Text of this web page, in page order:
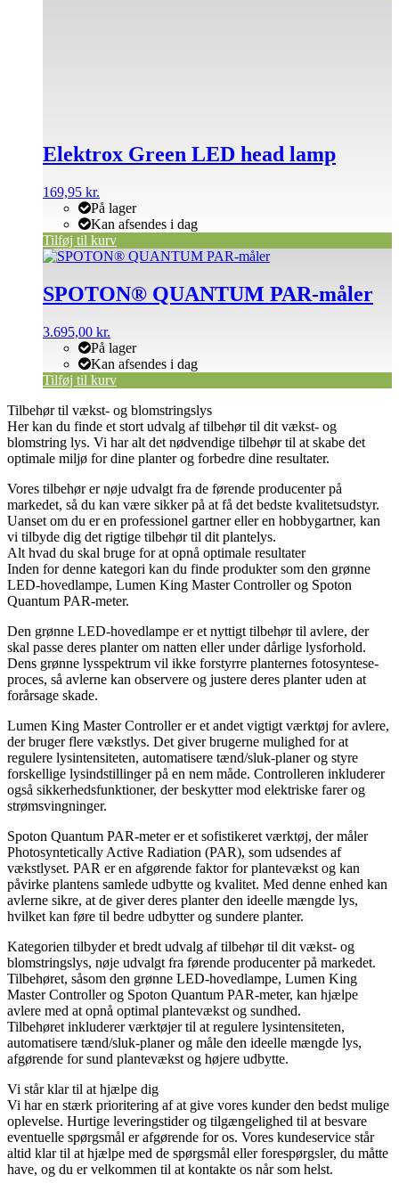
Elektrox Green LED head lamp
169,95 kr.
På lager
Kan afsendes i dag
Tilføj til kurv
SPOTON® QUANTUM PAR-måler
3.695,00 kr.
På lager
Kan afsendes i dag
Tilføj til kurv
Tilbehør til vækst- og blomstringslys
Her kan du finde et stort udvalg af tilbehør til dit vækst- og
blomstring lys. Vi har alt det nødvendige tilbehør til at skabe det
optimale miljø for dine planter og forbedre dine resultater.
Vores tilbehør er nøje udvalgt fra de førende producenter på
markedet, så du kan være sikker på at få det bedste kvalitetsudstyr.
Uanset om du er en professionel gartner eller en hobbygartner, kan
vi tilbyde dig det rigtige tilbehør til dit plantelys.
Alt hvad du skal bruge for at opnå optimale resultater
Inden for denne kategori kan du finde produkter som den grønne
LED-hovedlampe, Lumen King Master Controller og Spoton
Quantum PAR-meter.
Den grønne LED-hovedlampe er et nyttigt tilbehør til avlere, der
skal passe deres planter om natten eller under dårlige lysforhold.
Dens grønne lysspektrum vil ikke forstyrre planternes fotosyntese-
proces, så avlerne kan observere og justere deres planter uden at
forårsage skade.
Lumen King Master Controller er et andet vigtigt værktøj for avlere,
der bruger flere vækstlys. Det giver brugerne mulighed for at
regulere lysintensiteten, automatisere tænd/sluk-planer og styre
forskellige lysindstillinger på en nem måde. Controlleren inkluderer
også sikkerhedsfunktioner, der beskytter mod elektriske farer og
strømsvingninger.
Spoton Quantum PAR-meter er et sofistikeret værktøj, der måler
Photosyntetically Active Radiation (PAR), som udsendes af
vækstlyset. PAR er en afgørende faktor for plantevækst og kan
påvirke plantens samlede udbytte og kvalitet. Med denne enhed kan
avlerne sikre, at de giver deres planter den ideelle mængde lys,
hvilket kan føre til bedre udbytter og sundere planter.
Kategorien tilbyder et bredt udvalg af tilbehør til dit vækst- og
blomstringslys, nøje udvalgt fra førende producenter på markedet.
Tilbehøret, såsom den grønne LED-hovedlampe, Lumen King
Master Controller og Spoton Quantum PAR-meter, kan hjælpe
avlere med at opnå optimal plantevækst og sundhed.
Tilbehøret inkluderer værktøjer til at regulere lysintensiteten,
automatisere tænd/sluk-planer og måle den ideelle mængde lys,
afgørende for sund plantevækst og højere udbytte.
Vi står klar til at hjælpe dig
Vi har en stærk prioritering af at give vores kunder den bedst mulige
oplevelse. Hurtige leveringstider og tilgængelighed til at besvare
eventuelle spørgsmål er afgørende for os. Vores kundeservice står
altid klar til at hjælpe med de spørgsmål eller forespørgsler, du måtte
have, og du er velkommen til at kontakte os når som helst.